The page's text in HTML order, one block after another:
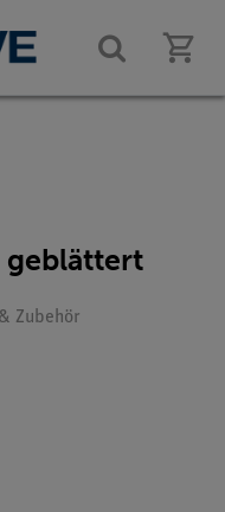
geblättert
Zubehör